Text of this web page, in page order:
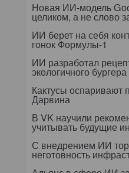
Новая ИИ-модель
целиком, а не слово
ИИ берет на себя
гонок Формулы-1
ИИ разработал
экологичного бургера
Кактусы оспаривают
Дарвина
В VK научили
учитывать будущие
С внедрением ИИ
неготовность